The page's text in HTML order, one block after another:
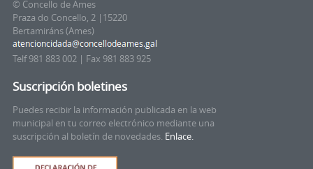
© Concello de Ames
Praza do Concello, 2 |15220
Bertamiráns (Ames)
Telf 981 883 002 | Fax 981 883 925
Suscripción boletines
Puedes recibir la información publicada en la web
municipal en tu correo electrónico mediante una
suscripción al boletín de novedades. Enlace.